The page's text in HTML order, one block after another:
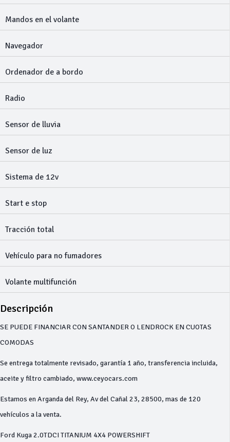
Mandos en el volante
Navegador
Ordenador de a bordo
Radio
Sensor de lluvia
Sensor de luz
Sistema de 12v
Start e stop
Tracción total
Vehículo para no fumadores
Volante multifunción
Descripción
SE PUEDE FINANCIAR CON SANTANDER O LENDROCK EN CUOTAS
COMODAS
Se entrega totalmente revisado, garantía 1 año, transferencia incluida,
aceite y filtro cambiado, www.ceyocars.com
Estamos en Arganda del Rey, Av del Cañal 23, 28500, mas de 120
vehículos a la venta.
Ford Kuga 2.0TDCI TITANIUM 4X4 POWERSHIFT